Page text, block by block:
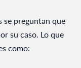
se preguntan que
su caso. Lo que
como: